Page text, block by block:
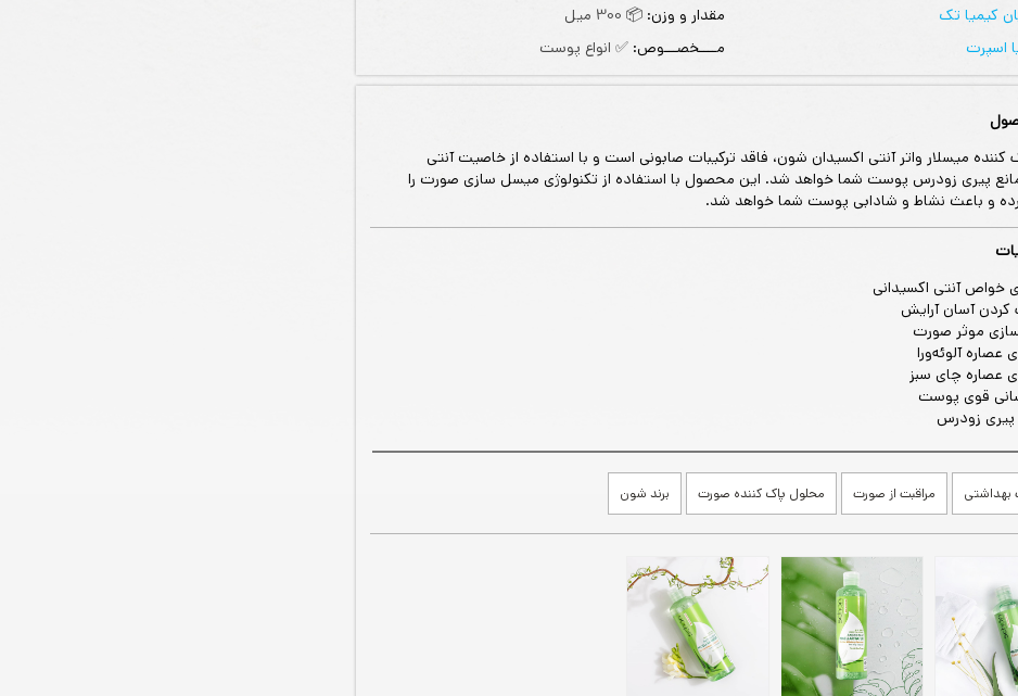
کیمیا تک
اسپرت
مقدار و وزن: 📦 300 میل
مــــخصـــوص: ✅ انواع پوست
میسلار واتر آنتی اکسیدان شون، فاقد ترکیبات صابونی است و با استفاده از خاصیت آنتی
پیری زودرس پوست شما خواهد شد. این محصول با استفاده از تکنولوژی میسل سازی صورت را
و باعث نشاط و شادابی پوست شما خواهد شد.
خواص آنتی اکسیدانی
کردن آسان آرایش
موثر صورت
عصاره آلوئه‌ورا
عصاره چای سبز
قوی پوست
زودرس
بهداشتی مراقبت از صورت محلول پاک کننده صورت برند شون